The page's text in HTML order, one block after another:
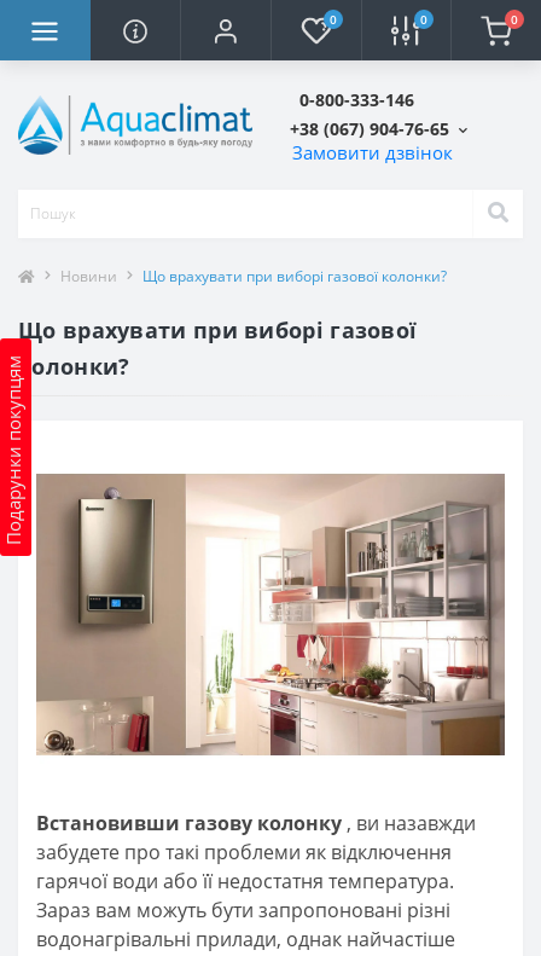
0 0 0
0-800-333-146
+38 (067) 904-76-65
Замовити дзвінок
Подарунки покупцям
Новини Що врахувати при виборі газової колонки?
Що врахувати при виборі газової
колонки?
Встановивши газову колонку , ви назавжди
забудете про такі проблеми як відключення
гарячої води або її недостатня температура.
Зараз вам можуть бути запропоновані різні
водонагрівальні прилади, однак найчастіше